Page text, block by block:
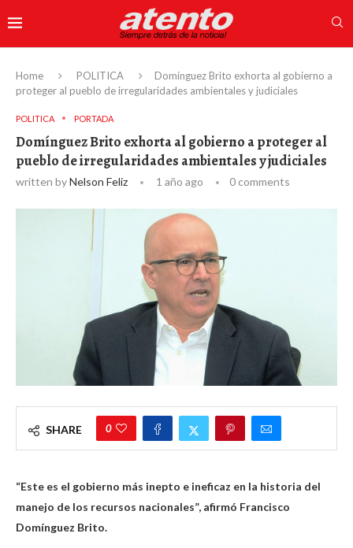
Home POLITICA
Domínguez Brito exhorta al gobierno a
proteger al pueblo de irregularidades ambientales y judiciales
POLITICA PORTADA
Domínguez Brito exhorta al gobierno a proteger al
pueblo de irregularidades ambientales y judiciales
written byNelson Feliz 1 año ago 0 comments
SHARE 0
“Este es el gobierno más inepto e ineficaz en la historia del
manejo de los recursos nacionales”, afirmó Francisco
Domínguez Brito.